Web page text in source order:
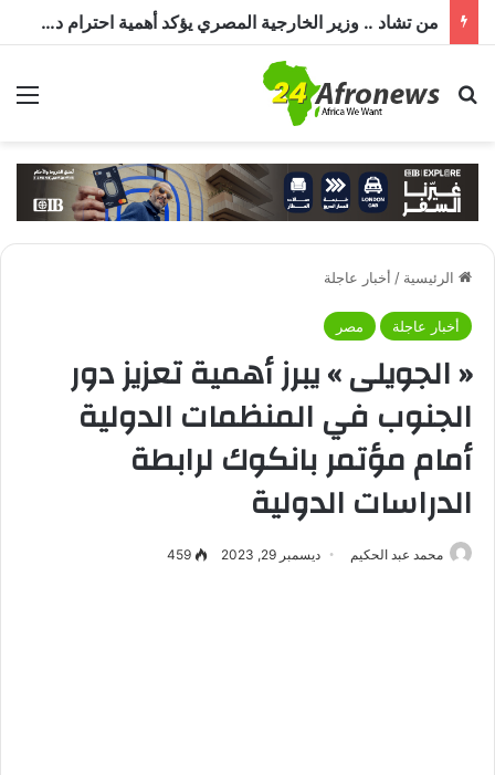
بحث عن
الرئيسية / أخبار عاجلة
أخبار عاجلة مصر
« الجويلى » يبرز أهمية تعزيز دور
الجنوب في المنظمات الدولية
أمام مؤتمر بانكوك لرابطة
الدراسات الدولية
محمد عبد الحكيم ديسمبر 29, 2023 459